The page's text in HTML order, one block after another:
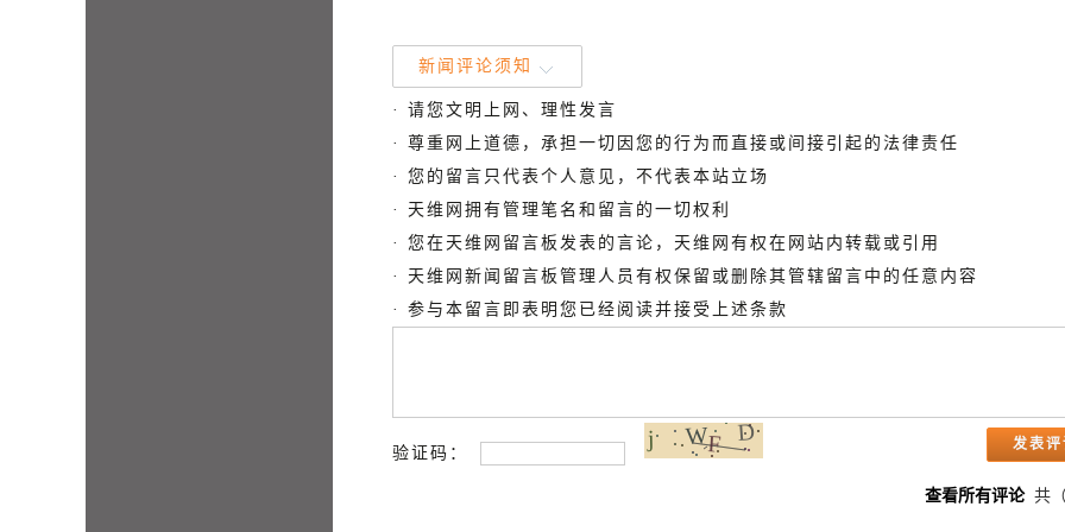
新闻评论须知
· 请您文明上网、理性发言
· 尊重网上道德，承担一切因您的行为而直接或间接引起的法律责任
· 您的留言只代表个人意见，不代表本站立场
· 天维网拥有管理笔名和留言的一切权利
· 您在天维网留言板发表的言论，天维网有权在网站内转载或引用
· 天维网新闻留言板管理人员有权保留或删除其管辖留言中的任意内容
· 参与本留言即表明您已经阅读并接受上述条款
验证码：
查看所有评论共